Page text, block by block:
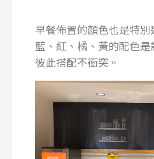
早餐佈置的顏色也是特別
藍、紅、橘、黃的配色是
彼此搭配不衝突。